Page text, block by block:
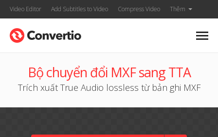
Video Editor Add Subtitles to Video Compress Video Thêm
Bộ chuyển đổi MXF sang TTA
Trích xuất True Audio lossless từ bản ghi MXF